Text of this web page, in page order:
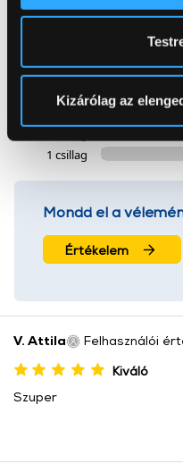
módjairól és adja meg
pontban. Bármikor
Sütinyilatkozathoz való
okat használ, melyeket
használatával Ön
További információk:
Kizárólag az
3
5 csillag
4 csillag
1 csillag
Mondd el a
Értékelem
V. Attila Felhasználói
Kiváló
Szuper